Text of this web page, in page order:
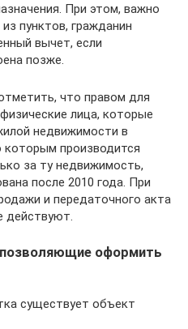
При этом, важно
пунктов, гражданин
вычет, если
позже.
что правом для
лица, которые
недвижимости в
которым производится
за ту недвижимость,
после 2010 года. При
и передаточного акта
действуют.
оформить
существует объект